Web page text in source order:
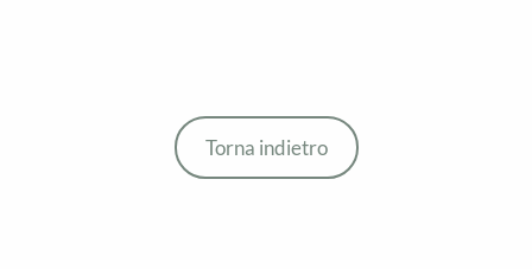
Torna indietro